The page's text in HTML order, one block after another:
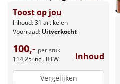
Toost op jou
Inhoud: 31 artikelen
Voorraad: Uitverkocht
100,- per stuk
114,25 incl. BTW Inhoud
Vergelijken